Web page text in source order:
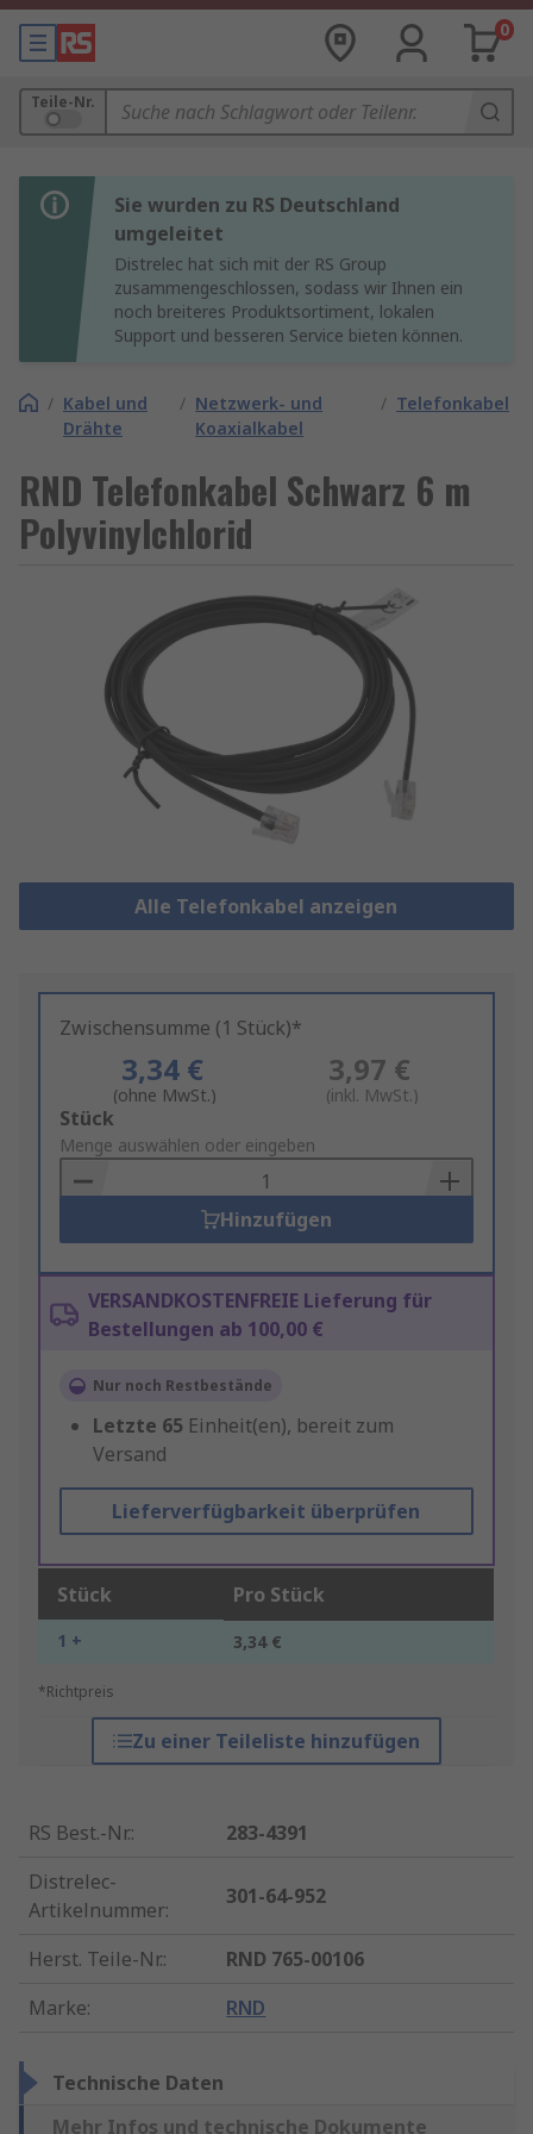
0
Teile-Nr.
Sie wurden zu RS Deutschland
umgeleitet
Distrelec hat sich mit der RS Group
zusammengeschlossen, sodass wir Ihnen ein
noch breiteres Produktsortiment, lokalen
Support und besseren Service bieten können.
/ Kabel und
Drähte
/ Netzwerk- und
Koaxialkabel
/ Telefonkabel
RND Telefonkabel Schwarz 6 m
Polyvinylchlorid
Alle Telefonkabel anzeigen
Zwischensumme (1 Stück)*
3,34 €
(ohne MwSt.)
3,97 €
(inkl. MwSt.)
Add
to
Basket
Stück
Menge auswählen oder eingeben
Hinzufügen
VERSANDKOSTENFREIE Lieferung für
Bestellungen ab 100,00 €
Nur noch Restbestände
Letzte 65 Einheit(en), bereit zum
Versand
Lieferverfügbarkeit überprüfen
Stück Pro Stück
1 + 3,34 €
*Richtpreis
Zu einer Teileliste hinzufügen
RS Best.-Nr.:
283-4391
Distrelec-
Artikelnummer:
301-64-952
Herst. Teile-Nr.:
RND 765-00106
Marke: RND
Technische Daten
Mehr Infos und technische Dokumente